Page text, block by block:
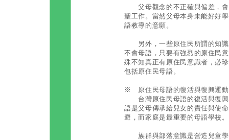
父母觀念的不正確與偏差，會
聖工作。當然父母本身未能好好
語教導的意願。
另外，一些原住民所謂的知識
不會母語，只要有強烈的原住民
殊不知真正有原住民意識者，必
包括原住民母語。
※ 原住民母語的復活與復興運動
台灣原住民母語的復活與復興
語是父母傳承給兒女的責任與使
避，而家庭是最重要的母語學校。
族群與部落意識是營造兒童學